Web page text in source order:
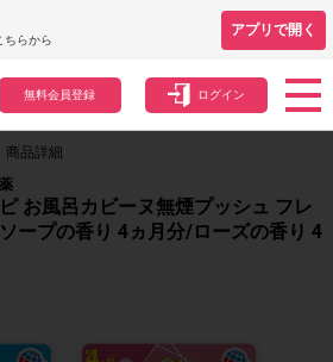
ちらから
アプリで開く
無料会員登録 ログイン
商品詳細
お風呂カビーヌ無煙プッシュ フレ
ープの香り 4ヵ月分/ローズの香り 4